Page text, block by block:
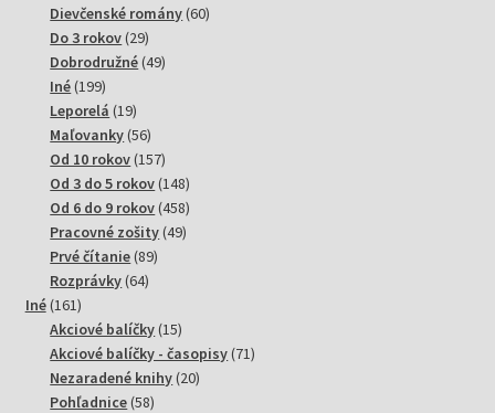
produktov
Dievčenské romány 6060
Do 3 rokov 2929
produktov
Dobrodružné 4949
Iné 199199
produktov
Leporelá 1919
produktov
Maľovanky 5656
produktov
Od 10 rokov 157157
produktov
Od 3 do 5 rokov 148148
produktov
Od 6 do 9 rokov 458458
produktov
Pracovné zošity 4949
Prvé čítanie 8989
Rozprávky 6464
Iné 161161
produktov
Akciové balíčky 1515
produktov
Akciové balíčky - časopisy 7171
Nezaradené knihy 2020
Pohľadnice 5858